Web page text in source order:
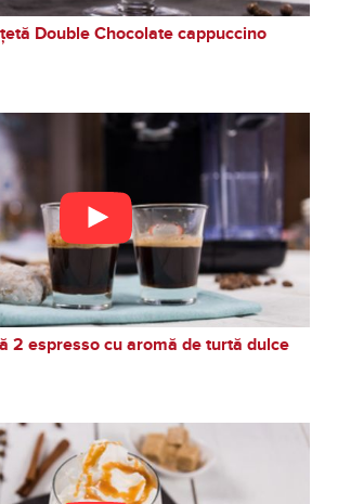
Double Chocolate cappuccino
2 espresso cu aromă de turtă dulce